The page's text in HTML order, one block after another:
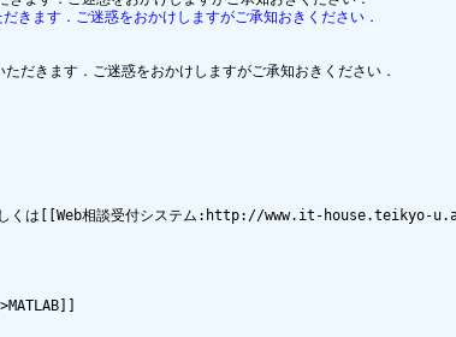
ます．ご迷惑をおかけしますがご承知おきください．
きます．ご迷惑をおかけしますがご承知おきください．
しくは[[Web相談受付システム:http://www.it-house.teikyo-